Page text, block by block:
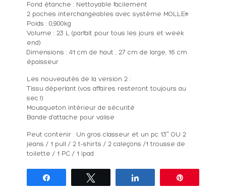
Fond étanche : Nettoyable facilement
2 poches interchangeables avec système MOLLE®
Poids : 0,900kg
Volume : 23 L (parfait pour tous les jours et week
end)
Dimensions : 41 cm de haut , 27 cm de large, 16 cm
épaisseur
Les nouveautés de la version 2 :
Tissu déperlant (vos affaires resteront toujours au
sec !)
Mousqueton intérieur de sécurité
Bande d’attache pour valise
Peut contenir : Un gros classeur et un pc 13″ OU 2
jeans / 1 pull / 2 t-shirts / 2 caleçons /1 trousse de
toilette / 1 PC / 1 ipad